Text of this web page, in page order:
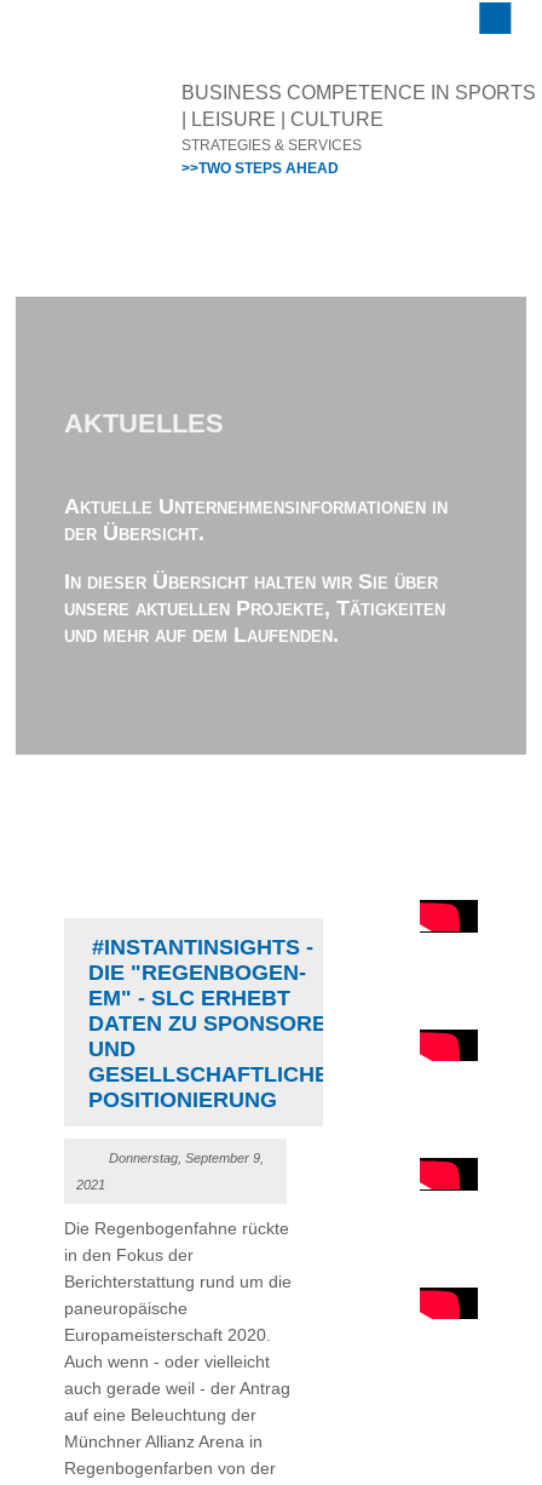
BUSINESS COMPETENCE IN SPORTS
| LEISURE | CULTURE
STRATEGIES & SERVICES
>>TWO STEPS AHEAD
AKTUELLES
Aktuelle Unternehmensinformationen in
der Übersicht.
In dieser Übersicht halten wir Sie über
unsere aktuellen Projekte, Tätigkeiten
und mehr auf dem Laufenden.
#INSTANTINSIGHTS -
DIE "REGENBOGEN-
EM" - SLC ERHEBT
DATEN ZU SPONSOREN
UND
GESELLSCHAFTLICHER
POSITIONIERUNG
Donnerstag, September 9,
2021
Die Regenbogenfahne rückte
in den Fokus der
Berichterstattung rund um die
paneuropäische
Europameisterschaft 2020.
Auch wenn - oder vielleicht
auch gerade weil - der Antrag
auf eine Beleuchtung der
Münchner Allianz Arena in
Regenbogenfarben von der